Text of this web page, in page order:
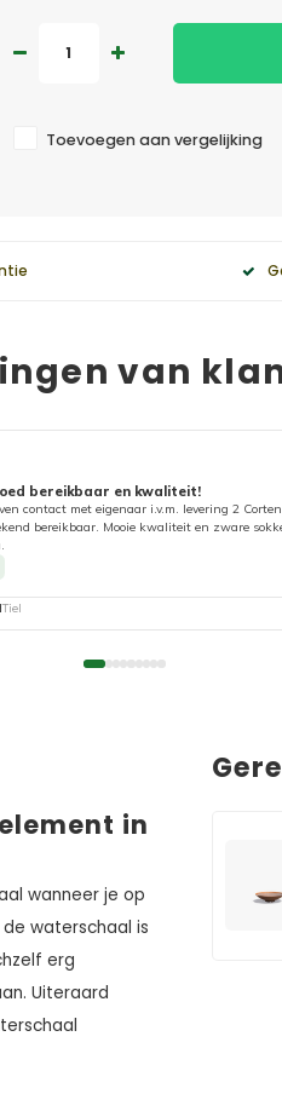
Toevoegen aan vergelijking
van
bereikbaar en kwaliteit!
contact met eigenaar i.v.m. levering 2
bereikbaar. Mooie kwaliteit en zware
Tiel
in
wanneer je op
waterschaal is
erg
Uiteraard